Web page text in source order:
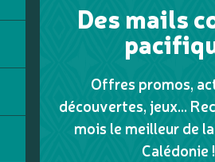
Des mails
Offres promos,
découvertes, jeux...
mois le meilleur de
Calédonie !